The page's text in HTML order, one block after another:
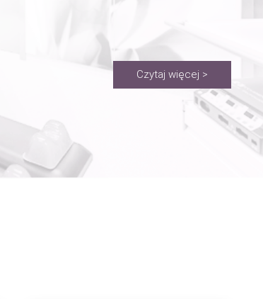
Czytaj więcej >